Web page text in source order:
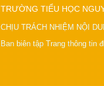
TRƯỜNG TIỂU HỌC
CHỊU TRÁCH NHIỆM NỘI
Ban biên tập Trang thông tin